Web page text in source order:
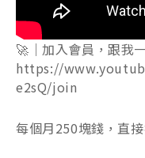
🚀｜加入會員，跟我
https://
e2sQ/join
每個月250塊錢，直